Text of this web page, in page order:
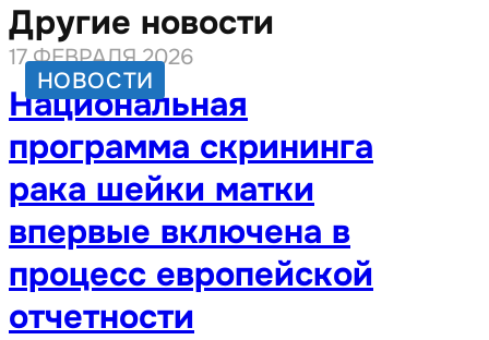
Другие новости
НОВОСТИ
17 ФЕВРАЛЯ 2026
Национальная
программа скрининга
рака шейки матки
впервые включена в
процесс европейской
отчетности